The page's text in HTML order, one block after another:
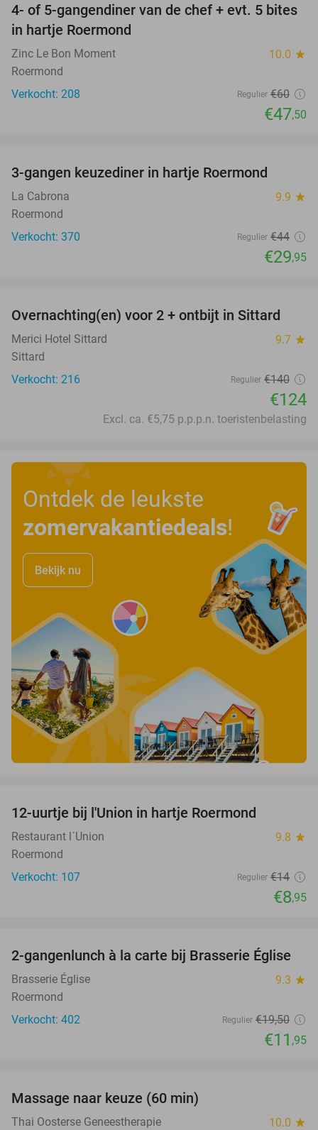
21%
4- of 5-gangendiner van de chef + evt. 5 bites
in hartje Roermond
Zinc Le Bon Moment 10.0 star
Roermond
Verkocht: 208
Regulier €60
€47,50
3-gangen keuzediner in hartje Roermond
La Cabrona 9.9 star
Roermond
Verkocht: 370
Regulier €44
€29,95
11%
Overnachting(en) voor 2 + ontbijt in Sittard
Merici Hotel Sittard 9.7 star
Sittard
Verkocht: 216
Regulier €140
€124
Excl. ca. €5,75 p.p.p.n. toeristenbelasting
Ontdek de leukste
zomervakantiedeals!
Bekijk nu
12-uurtje bij l'Union in hartje Roermond
Restaurant l´Union 9.8 star
Roermond
Verkocht: 107
Regulier €14
€8,95
39%
2-gangenlunch à la carte bij Brasserie Église
Brasserie Église 9.3 star
Roermond
Verkocht: 402
Regulier €19,50
€11 ,95
Massage naar keuze (60 min)
Thai Oosterse Geneestherapie 10.0 star